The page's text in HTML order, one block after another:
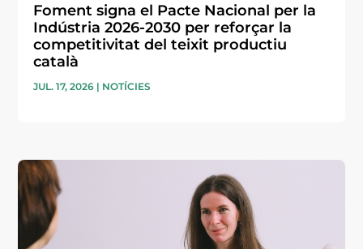
Foment signa el Pacte Nacional per la
Indústria 2026-2030 per reforçar la
competitivitat del teixit productiu
català
JUL. 17, 2026 | NOTÍCIES